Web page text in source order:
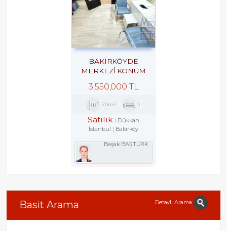
BAKIRKÖYDE
MERKEZİ KONUM
SATILIK DÜKKAN
3,550,000 TL
20m² 1
Satılık
Dükkan
İstanbul
Bakırköy
Başak BAŞTÜRK
Basit Arama Detaylı Arama